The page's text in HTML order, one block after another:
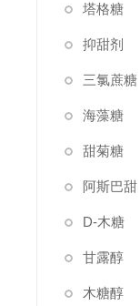
塔格糖
抑甜剂
三氯蔗糖
海藻糖
甜菊糖
阿斯巴甜
D-木糖
甘露醇
木糖醇